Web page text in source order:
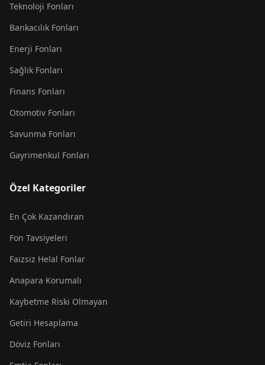
Teknoloji Fonları
Bankacılık Fonları
Enerji Fonları
Sağlık Fonları
Finans Fonları
Otomotiv Fonları
Savunma Fonları
Gayrimenkul Fonları
Özel Kategoriler
En Çok Kazandıran
Fon Tavsiyeleri
Faizsiz Helal Fonlar
Anapara Korumalı
Kaybetme Riski Olmayan
Getiri Hesaplama
Döviz Fonları